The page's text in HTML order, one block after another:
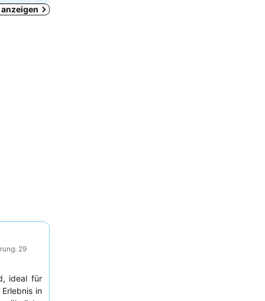
29
ideal für
in